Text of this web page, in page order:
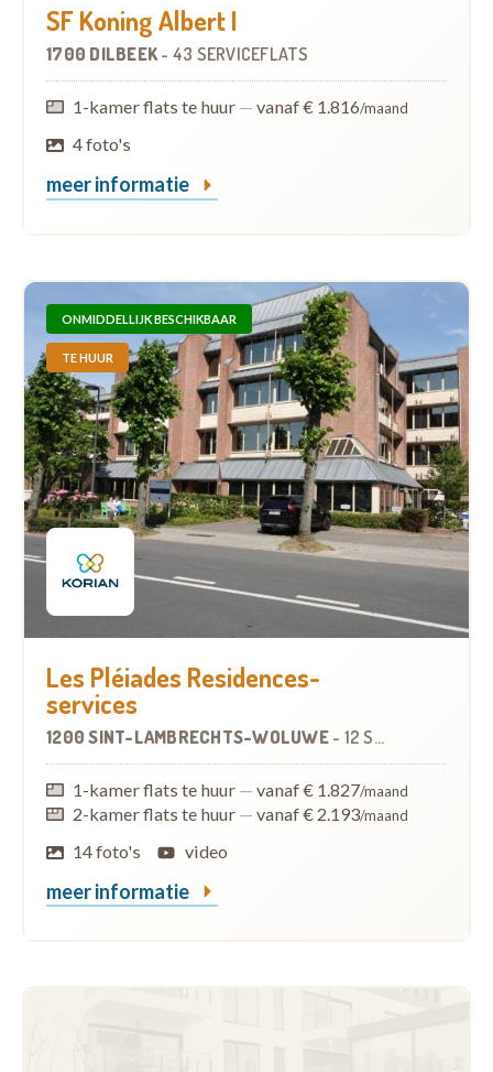
SF Koning Albert I
1700 DILBEEK- 43 SERVICEFLATS
1-kamer flats te huur — vanaf € 1.816/maand
4 foto's
meer informatie
ONMIDDELLIJK BESCHIKBAAR
TE HUUR
Les Pléiades Residences-
services
1200 SINT-LAMBRECHTS-WOLUWE - 12 SERVICEFLATS
1-kamer flats te huur — vanaf € 1.827/maand
2-kamer flats te huur — vanaf € 2.193/maand
14 foto's video
meer informatie